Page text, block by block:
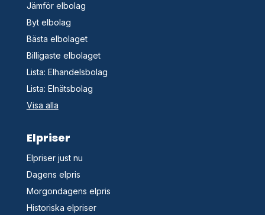
Jämför elbolag
Byt elbolag
Bästa elbolaget
Billigaste elbolaget
Lista: Elhandelsbolag
Lista: Elnätsbolag
Visa alla
Elpriser
Elpriser just nu
Dagens elpris
Morgondagens elpris
Historiska elpriser